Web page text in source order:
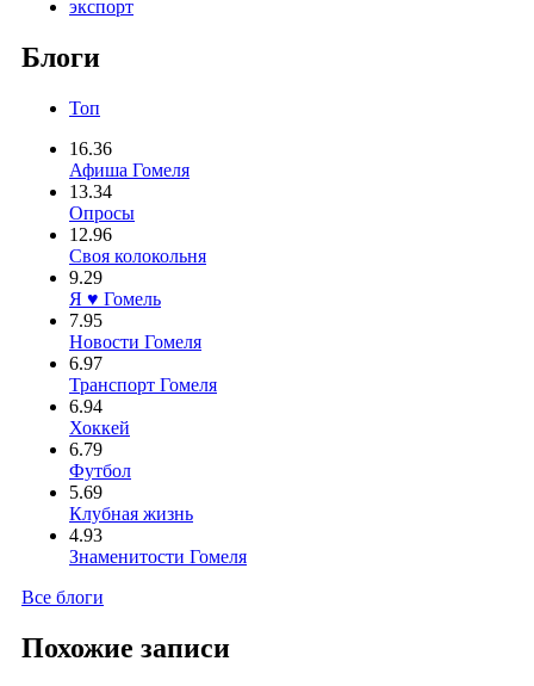
экспорт
Блоги
Топ
16.36
Афиша Гомеля
13.34
Опросы
12.96
Своя колокольня
9.29
Я ♥ Гомель
7.95
Новости Гомеля
6.97
Транспорт Гомеля
6.94
Хоккей
6.79
Футбол
5.69
Клубная жизнь
4.93
Знаменитости Гомеля
Все блоги
Похожие записи